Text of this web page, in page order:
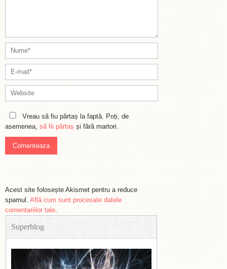
Vreau să fiu părtaș la faptă. Poți, de
asemenea, să fii părtaș și fără martori.
Acest site folosește Akismet pentru a reduce
spamul. Află cum sunt procesate datele
comentariilor tale.
Superblog